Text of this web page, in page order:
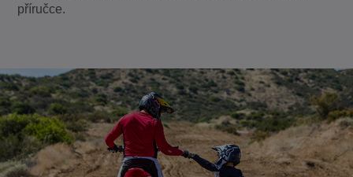
příručce.